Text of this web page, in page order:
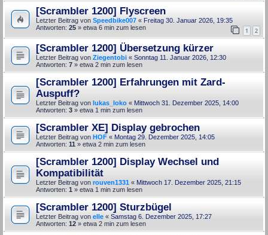
[Scrambler 1200] Flyscreen
Letzter Beitrag von Speedbike007 « Freitag 30. Januar 2026, 19:35
Antworten: 25 1 2
» etwa 6 min zum lesen
[Scrambler 1200] Übersetzung kürzer
Letzter Beitrag von Ziegentobi « Sonntag 11. Januar 2026, 12:30
Antworten: 7 » etwa 2 min zum lesen
[Scrambler 1200] Erfahrungen mit Zard-
Auspuff?
Letzter Beitrag von lukas_loko « Mittwoch 31. Dezember 2025, 14:00
Antworten: 3 » etwa 1 min zum lesen
[Scrambler XE] Display gebrochen
Letzter Beitrag von HOF « Montag 29. Dezember 2025, 14:05
Antworten: 11 » etwa 2 min zum lesen
[Scrambler 1200] Display Wechsel und
Kompatibilität
Letzter Beitrag von rouven1331 « Mittwoch 17. Dezember 2025, 21:15
Antworten: 1 » etwa 1 min zum lesen
[Scrambler 1200] Sturzbügel
Letzter Beitrag von elle « Samstag 6. Dezember 2025, 17:27
Antworten: 12 » etwa 2 min zum lesen